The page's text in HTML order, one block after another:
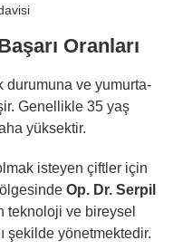
Oranları
durumuna ve yumurta-
Genellikle 35 yaş
yüksektir.
isteyen çiftler için
Op. Dr. Serpil
teknoloji ve bireysel
şekilde yönetmektedir.